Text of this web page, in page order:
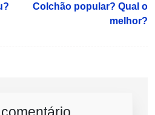
Colchão popular? Qual o
melhor?